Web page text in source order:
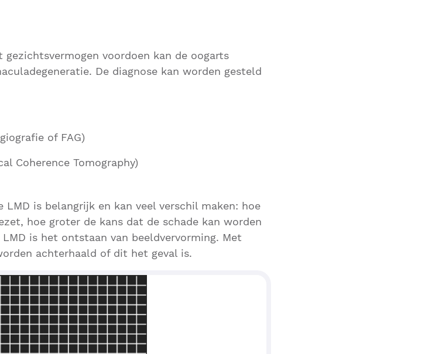
gezichtsvermogen voordoen kan de oogarts
De diagnose kan worden gesteld
of FAG)
Coherence Tomography)
is belangrijk en kan veel verschil maken: hoe
hoe groter de kans dat de schade kan worden
is het ontstaan van beeldvervorming. Met
achterhaald of dit het geval is.